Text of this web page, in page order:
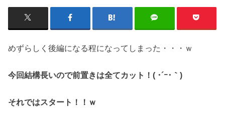
めずらしく後編になる程になってしまった・・・ｗ
今回結構長いので前置きは全てカット！( ･´ｰ･｀)
それではスタート！！ｗ